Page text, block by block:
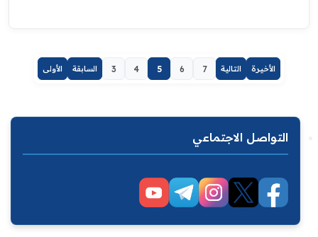
الأولى السابقة 3 4 5 6 7 التالية الأخيرة
التواصل الاجتماعي